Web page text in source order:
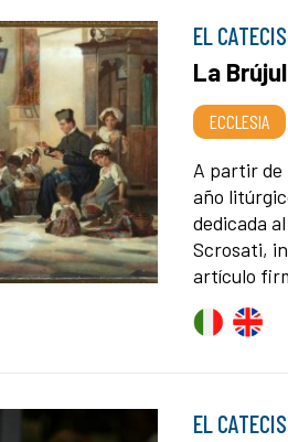
EL
La
ECCLESIA
A partir de
año
dedicada
Scrosati,
artículo
EL